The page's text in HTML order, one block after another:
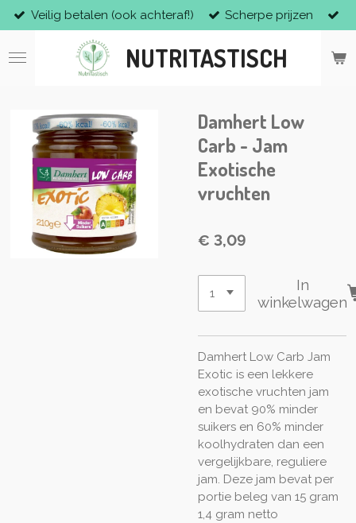
Ga
direct
naar
NUTRITASTISCH
Veilig betalen (ook achteraf!) Scherpe prijzen
Damhert Low
Carb - Jam
Exotische
vruchten
€ 3,09
In
winkelwagen
Damhert Low Carb Jam
Exotic is een lekkere
exotische vruchten jam
en bevat 90% minder
suikers en 60% minder
koolhydraten dan een
vergelijkbare, reguliere
jam. Deze jam bevat per
portie beleg van 15 gram
1,4 gram netto